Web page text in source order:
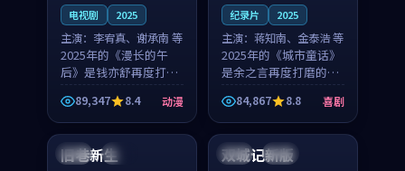
电视剧 2025
主演： 李宥真、谢承南 等
2025年的《漫长的午
后》是钱亦舒再度打磨
的动漫佳作。中国大陆
的取景与海岛日常的氛
围相互成就，李宥真与
谢承南的对手戏自然克
制，让整部影片在悬念
89,347 8.4 动漫
纪录片 2025
主演： 蒋知南、金泰浩 等
2025年的《城市童话》
是余之言再度打磨的喜
剧佳作。美国的取景与
历史战争的氛围相互成
就，蒋知南与金泰浩的
对手戏自然克制，让整
部影片在悬念与温度
84,867 8.8 喜剧
英国 完结
旧巷新生 中国 独播
双城记新版